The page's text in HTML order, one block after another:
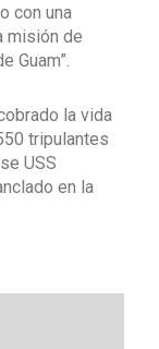
con una
misión de
Guam”.
la vida
tripulantes
USS
en la